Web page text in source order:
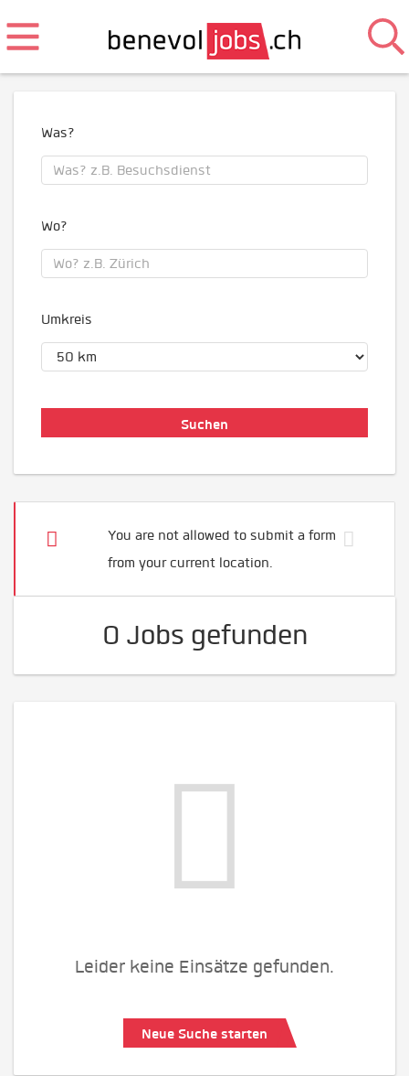
Was?
Wo?
Umkreis
You are not allowed to submit a form
from your current location.
0 Jobs gefunden
Leider keine Einsätze gefunden.
Neue Suche starten